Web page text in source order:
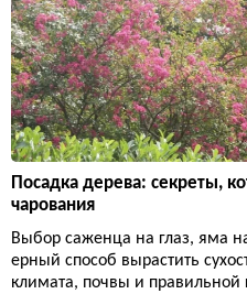
Посадка дерева: секреты,
чарования
Выбор саженца на глаз, яма
ерный способ вырастить
климата, почвы и правильной